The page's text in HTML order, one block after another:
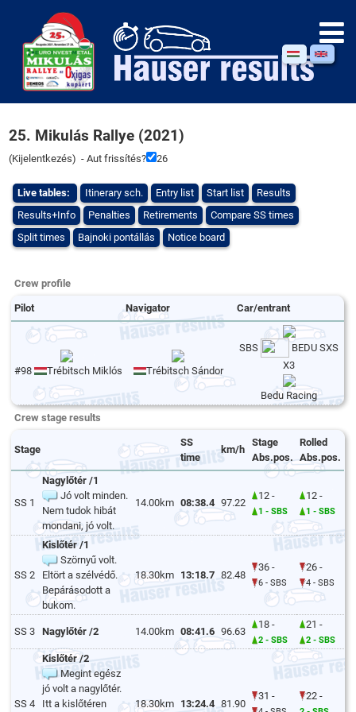
25. Mikulás Rallye (2021)
(Kijelentkezés) - Aut frissítés? 26
Live tables: Itinerary sch. Entry list Start list
Results
Results+Info
Penalties Retirements
Compare SS times
Split times
Bajnoki pontállás Notice board
Crew profile
Pilot Navigator Car/entrant
#98 Trébitsch Miklós Trébitsch Sándor
SBS
BEDU SXS
X3
Bedu Racing
Crew stage results
Stage
SS
time
km/h
Stage
Abs.pos.
Rolled
Abs.pos.
SS 1
Nagylőtér /1
Jó volt minden.
Nem tudok hibát
mondani, jó volt.
14.00km 08:38.4 97.22
12 -
1 - SBS
12 -
1 - SBS
SS 2
Kislőtér /1
Szörnyű volt.
Eltört a szélvédő.
Bepárásodott a
bukom.
18.30km 13:18.7 82.48
36 -
6 - SBS
26 -
4 - SBS
SS 3 Nagylőtér /2 14.00km 08:41.6 96.63
18 -
2 - SBS
21 -
2 - SBS
SS 4
Kislőtér /2
Megint egész
jó volt a nagylőtér.
Itt a kislőtéren
18.30km 13:24.4 81.90
31 - 22 -